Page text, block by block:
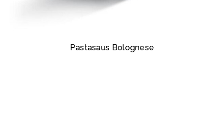
Pastasaus Bolognese